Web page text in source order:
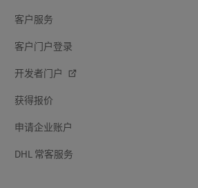
客户服务
客户门户登录
开发者门户
获得报价
申请企业账户
DHL 常客服务